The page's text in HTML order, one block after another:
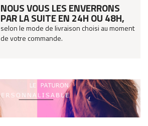
NOUS VOUS LES ENVERRONS
PAR LA SUITE EN 24H OU 48H,
selon le mode de livraison choisi au moment
de votre commande.